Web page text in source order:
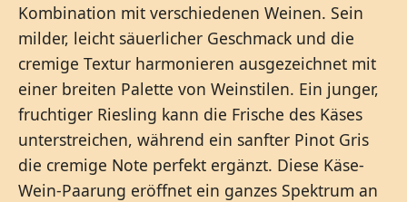
Kombination mit verschiedenen Weinen. Sein
milder, leicht säuerlicher Geschmack und die
cremige Textur harmonieren ausgezeichnet mit
einer breiten Palette von Weinstilen. Ein junger,
fruchtiger Riesling kann die Frische des Käses
unterstreichen, während ein sanfter Pinot Gris
die cremige Note perfekt ergänzt. Diese Käse-
Wein-Paarung eröffnet ein ganzes Spektrum an